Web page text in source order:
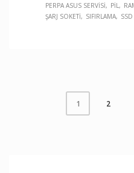
PERPA ASUS SERVISI
PIL
ŞARJ SOKETI
SIFIRLAMA
1 2